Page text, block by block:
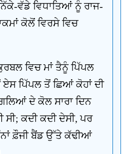
ਵੱਡੇ ਵਿਧਾਤਿਆਂ ਨੂੰ ਰਾਜ-
ਕੋਲੋਂ ਵਿਰਸੇ ਵਿਚ
ਵਿਚ ਮਾਂ ਤੈਨੂੰ ਪਿੱਪਲ
ਪਿੱਪਲ ਤੋਂ ਛਿਆਂ ਕੋਹਾਂ ਦੀ
ਦੇ ਕੋਲ ਸਾਰਾ ਦਿਨ
ਸੀ; ਕਦੀ ਕਦੀ ਦੇਸੀ, ਪਰ
ਫ਼ੌਜੀ ਬੈਂਡ ਉੱਤੇ ਕੱਢੀਆਂ